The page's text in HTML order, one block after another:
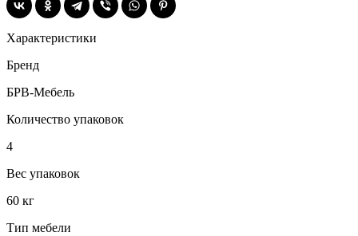
Характеристики
Бренд
БРВ-Мебель
Количество упаковок
4
Вес упаковок
60 кг
Тип мебели